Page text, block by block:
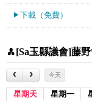
下載（免費）
[Sa玉縣議會]藤
今天
星期天 星期一